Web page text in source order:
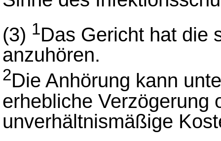
(3) 1Das Gericht hat die
anzuhören.
2Die Anhörung kann
erhebliche Verzögerung
unverhältnismäßige